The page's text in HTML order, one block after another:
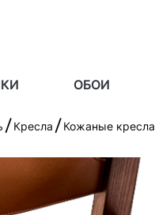
ОБОИ
Кресла Кожаные кресла